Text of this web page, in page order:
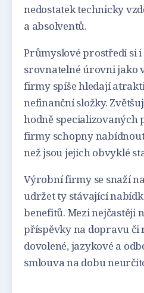
nedostatek technicky
a absolventů.
Průmyslové prostředí si
srovnatelné úrovni jako
firmy spíše hledají
nefinanční složky.
hodně specializovaných
firmy schopny
než jsou jejich obvyklé
Výrobní firmy se snaží
udržet ty stávající
benefitů. Mezi nejčastěji
příspěvky na dopravu či
dovolené, jazykové a
smlouva na dobu